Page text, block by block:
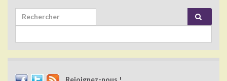
Search for:
Rejoignez-nous !